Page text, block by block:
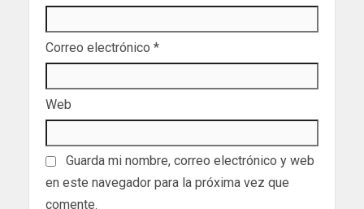
Correo electrónico *
Web
Guarda mi nombre, correo electrónico y web
en este navegador para la próxima vez que
comente.